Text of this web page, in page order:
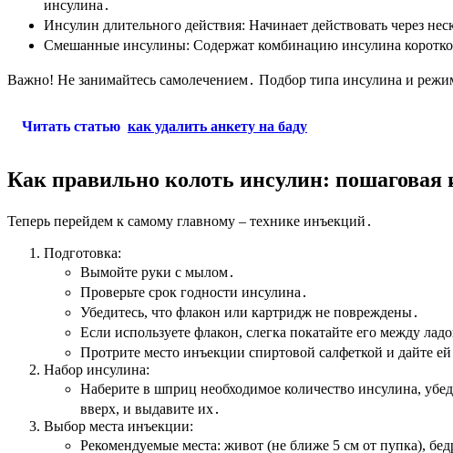
инсулина․
Инсулин длительного действия: Начинает действовать через
Смешанные инсулины: Содержат комбинацию инсулина
Важно! Не занимайтесь самолечением․ Подбор типа инсулина и
Читать статью как удалить анкету на баду
Как правильно колоть инсулин: пошаговая
Теперь перейдем к самому главному – технике инъекций․
Подготовка:
Вымойте руки с мылом․
Проверьте срок годности инсулина․
Убедитесь, что флакон или картридж не повреждены․
Если используете флакон, слегка покатайте его между
Протрите место инъекции спиртовой салфеткой и дайте
Набор инсулина:
Наберите в шприц необходимое количество инсулина,
вверх, и выдавите их․
Выбор места инъекции:
Рекомендуемые места: живот (не ближе 5 см от пупка),